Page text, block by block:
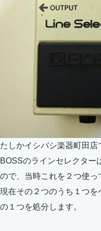
たしかイシバシ楽器町田店
BOSSのラインセレクター
ので、当時これを２つ使っ
現在その２つのうち１つを
の１つを処分します。